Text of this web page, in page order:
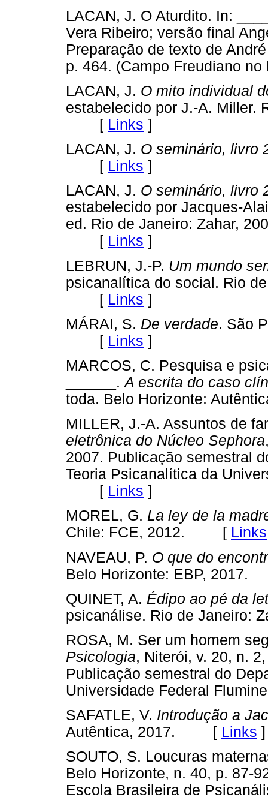
LACAN, J. O Aturdito. In:
Vera Ribeiro; versão final
Preparação de texto de
p. 464. (Campo
LACAN, J. O mito individual
estabelecido por J.-A. Miller.
[ Links ]
LACAN, J. O seminário, livro
[ Links ]
LACAN, J. O seminário, livro
estabelecido por Jacques-
ed. Rio de Janeiro: Zahar,
[ Links ]
LEBRUN, J.-P. Um mundo
psicanalítica do social. Rio
[ Links ]
MÁRAI, S. De verdade. São
[ Links ]
MARCOS, C. Pesquisa e
______.A escrita do caso
toda. Belo Horizonte:
MILLER, J.-A. Assuntos de
eletrônica do Núcleo Sephora
2007. Publicação semestral
Teoria Psicanalítica da
[ Links ]
MOREL, G. La ley de la
Chile: FCE, 2012. [ Links
NAVEAU, P. O que do
Belo Horizonte: EBP,
QUINET, A. Édipo ao pé da
psicanálise. Rio de
ROSA, M. Ser um homem
Psicologia, Niterói, v. 20, n.
Publicação semestral do
Universidade Federal
SAFATLE, V. Introdução a
Autêntica, 2017. [ Links ]
SOUTO, S. Loucuras
Belo Horizonte, n. 40, p. 87-
Escola Brasileira de